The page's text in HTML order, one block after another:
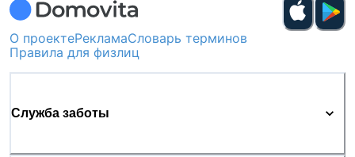
О проектеРекламаСловарь терминов
Правила для физлиц
Служба заботы